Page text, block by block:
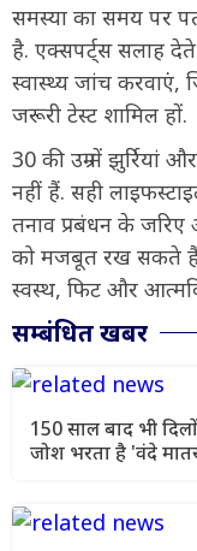
समस्या का समय पर
है. एक्सपर्ट्स सलाह
स्वास्थ्य जांच करवाएं,
जरूरी टेस्ट शामिल हों.
30 की उम्र में झुर्रियां
नहीं हैं. सही
तनाव प्रबंधन के
को मजबूत रख सकते
स्वस्थ, फिट और
सम्बंधित खबर
150 साल बाद भी
जोश भरता है 'वंदे